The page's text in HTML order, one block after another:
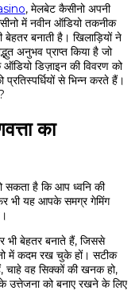
, मेलबेट कैसीनो अपनी
में नवीन ऑडियो तकनीक
बनाती है। खिलाड़ियों ने
अनुभव प्राप्त किया है जो
डिज़ाइन की विवरण को
से भिन्न करते हैं।
का
है कि आप ध्वनि की
भी यह आपके समग्र गेमिंग
भी बेहतर बनाते हैं, जिससे
में कदम रख चुके हों। सटीक
चाहे वह सिक्कों की खनक हो,
उत्तेजना को बनाए रखने के लिए